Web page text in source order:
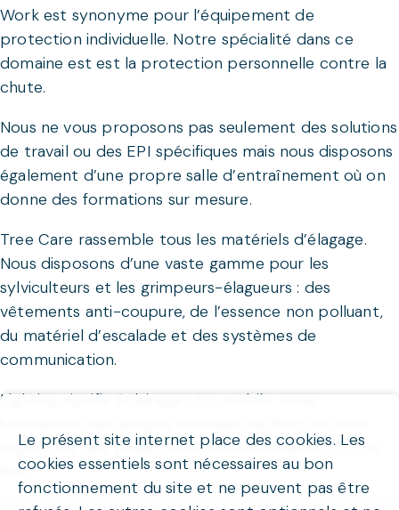
Work est synonyme pour l’équipement de
protection individuelle. Notre spécialité dans ce
domaine est est la protection personnelle contre la
chute.
Nous ne vous proposons pas seulement des solutions
de travail ou des EPI spécifiques mais nous disposons
également d’une propre salle d’entraînement où on
donne des formations sur mesure.
Tree Care rassemble tous les matériels d’élagage.
Nous disposons d’une vaste gamme pour les
sylviculteurs et les grimpeurs-élagueurs : des
vêtements anti-coupure, de l’essence non polluant,
du matériel d’escalade et des systèmes de
communication.
Lighting signifie éclairage LED mobile. Nous
importons des projecteurs révolutionnaires LED de
Peli.
Le présent site internet place des cookies. Les
cookies essentiels sont nécessaires au bon
fonctionnement du site et ne peuvent pas être